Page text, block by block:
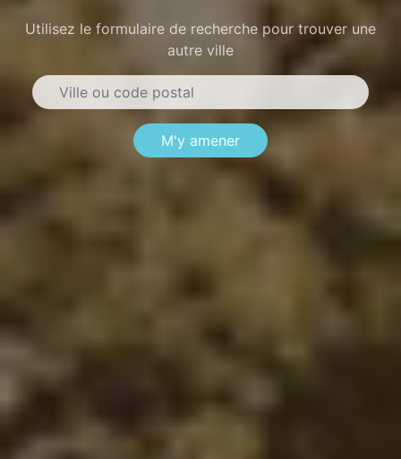
Utilisez le formulaire de recherche pour trouver une
autre ville
M'y amener